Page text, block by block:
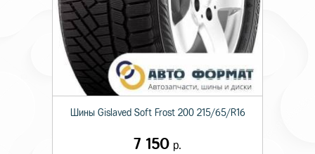
Шины Gislaved Soft Frost 200 215/65/R16
7 150 р.